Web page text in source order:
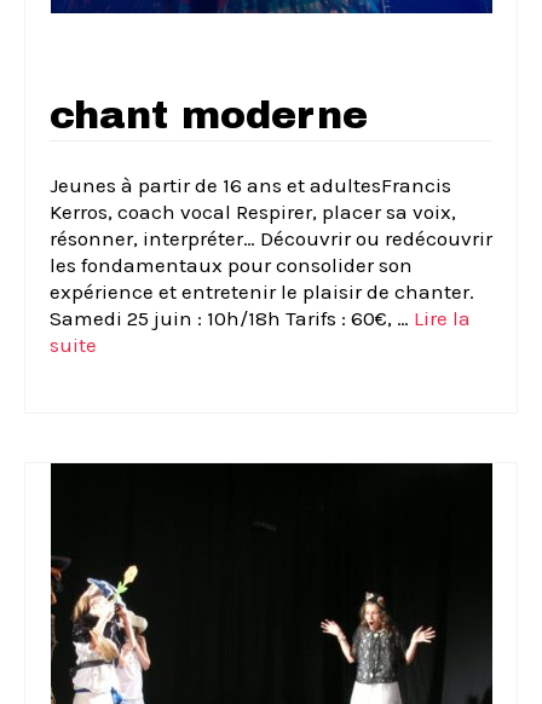
chant moderne
Jeunes à partir de 16 ans et adultesFrancis
Kerros, coach vocal Respirer, placer sa voix,
résonner, interpréter… Découvrir ou redécouvrir
les fondamentaux pour consolider son
expérience et entretenir le plaisir de chanter.
Samedi 25 juin : 10h/18h Tarifs : 60€, … Lire la
suite­­